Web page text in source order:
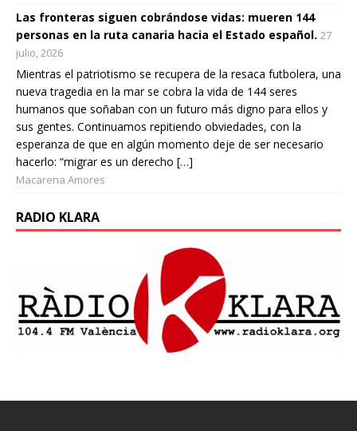
Las fronteras siguen cobrándose vidas: mueren 144
personas en la ruta canaria hacia el Estado español. 27
julio, 2026
Mientras el patriotismo se recupera de la resaca futbolera, una
nueva tragedia en la mar se cobra la vida de 144 seres
humanos que soñaban con un futuro más digno para ellos y
sus gentes. Continuamos repitiendo obviedades, con la
esperanza de que en algún momento deje de ser necesario
hacerlo: “migrar es un derecho […]
Macarena Amores
RADIO KLARA